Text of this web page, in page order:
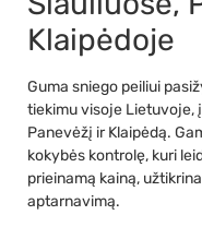
Klaipėdoje
Guma sniego peiliui
tiekimu visoje Lietuvoje,
Panevėžį ir Klaipėdą.
kokybės kontrolę, kuri
prieinamą kainą,
aptarnavimą.